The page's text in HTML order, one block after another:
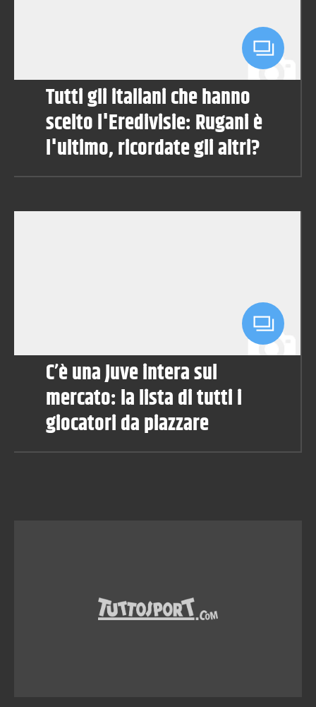
Tutti gli italiani che hanno
scelto l'Eredivisie: Rugani è
l'ultimo, ricordate gli altri?
C’è una Juve intera sul
mercato: la lista di tutti i
giocatori da piazzare